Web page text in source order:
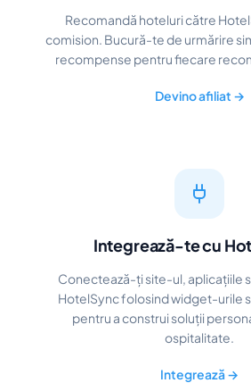
Recomandă hoteluri către
comision. Bucură-te de urmărire
recompense pentru fiecare
Devino afiliat →
Integrează-te cu
Conectează-ți site-ul, aplicațiile
HotelSync folosind widget-urile
pentru a construi soluții
ospitalitate.
Integrează →